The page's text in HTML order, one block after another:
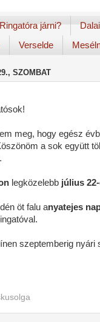
járni?
Verselde
SZOMBAT
meg, hogy egész
a sok együtt
legközelebb július
öt falu anyatejes
szeptemberig nyári